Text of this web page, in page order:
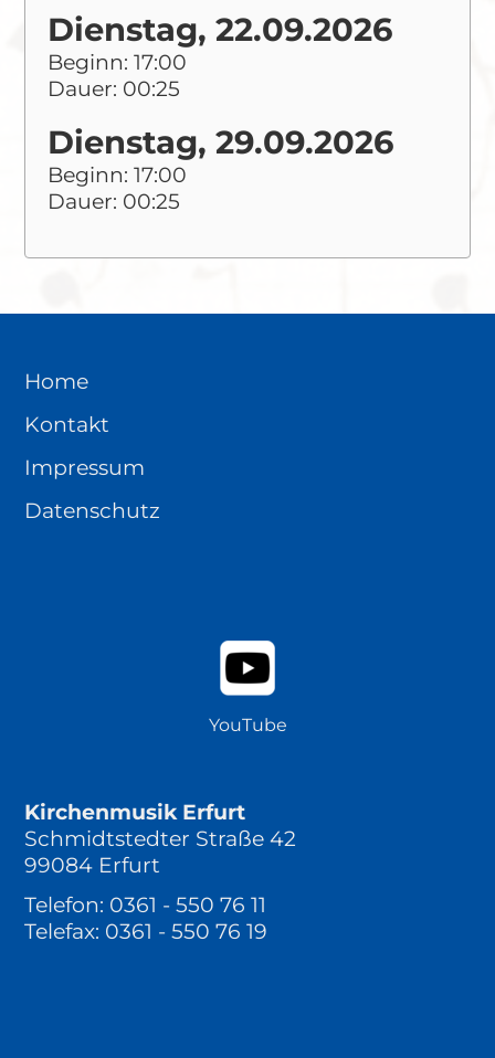
Dienstag, 22.09.2026
Beginn: 17:00
Dauer: 00:25
Dienstag, 29.09.2026
Beginn: 17:00
Dauer: 00:25
Home
Kontakt
Impressum
Datenschutz
YouTube
Kirchenmusik Erfurt
Schmidtstedter Straße 42
99084 Erfurt
Telefon: 0361 - 550 76 11
Telefax: 0361 - 550 76 19